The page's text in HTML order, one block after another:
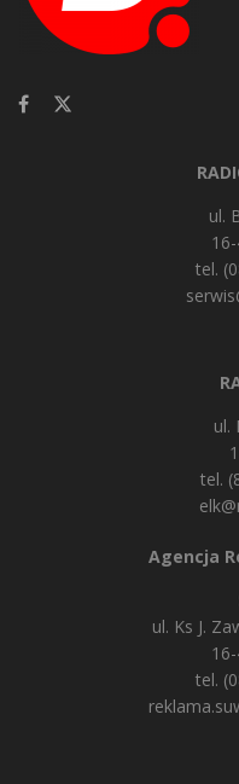
ul.
tel.
ul.
tel.
Agencja
ul. Ks J.
tel.